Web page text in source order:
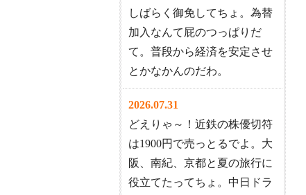
しばらく御免してちょ。為替
加入なんて屁のつっぱりだ
て。普段から経済を安定させ
とかなかんのだわ。
2026.07.31
どえりゃ～！近鉄の株優切符
は1900円で売っとるでよ。大
阪、南紀、京都と夏の旅行に
役立てたってちょ。中日ドラ